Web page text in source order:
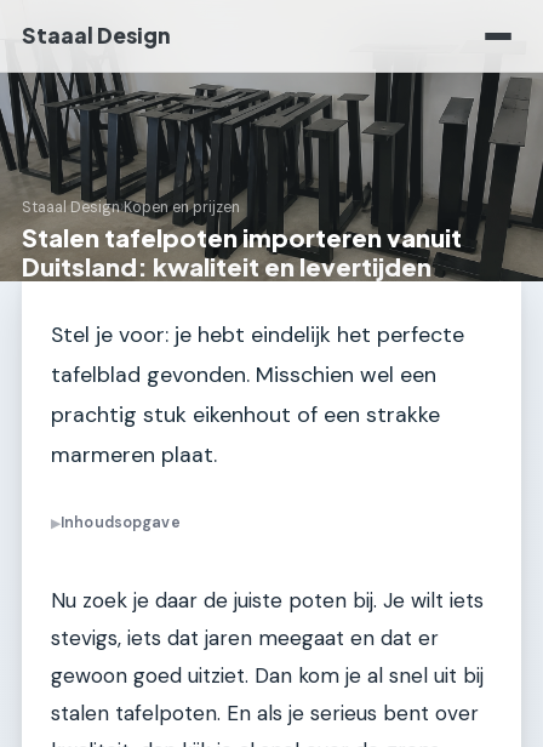
Staaal Design
Staaal Design›Kopen en prijzen
Stalen tafelpoten importeren vanuit
Duitsland: kwaliteit en levertijden
Stel je voor: je hebt eindelijk het perfecte
tafelblad gevonden. Misschien wel een
prachtig stuk eikenhout of een strakke
marmeren plaat.
▶Inhoudsopgave
Nu zoek je daar de juiste poten bij. Je wilt iets
stevigs, iets dat jaren meegaat en dat er
gewoon goed uitziet. Dan kom je al snel uit bij
stalen tafelpoten. En als je serieus bent over